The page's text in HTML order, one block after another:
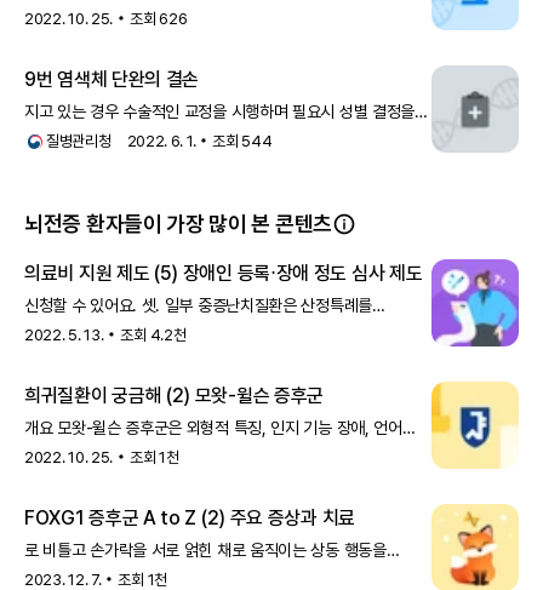
장애, 뇌전증, 그리고 여러 선천적 기형을 동반하는 질환이에요.
2022. 10. 25. 조회626
9번 염색체 단완의 결손
지고 있는 경우 수술적인 교정을 시행하며 필요시 성별 결정을
한다. 탈장도 수술로 치료한다. 경련에 대해 항뇌전증 약물을
질병관리청 2022. 6. 1. 조회 544
뇌전증 환자들이 가장 많이 본 콘텐츠
의료비 지원 제도 (5) 장애인 등록⋅장애 정도 심사 제도
신청할 수 있어요. 셋. 일부 중증난치질환은 산정특례를
신청하려면 장애 정도 심사가 필요해요. • 난치성 뇌전증을
2022. 5. 13. 조회 4.2천
희귀질환이 궁금해 (2) 모왓-윌슨 증후군
개요 모왓-윌슨 증후군은 외형적 특징, 인지 기능 장애, 언어
장애, 뇌전증, 그리고 여러 선천적 기형을 동반하는 질환이에요.
2022. 10. 25. 조회1천
FOXG1 증후군 A to Z (2) 주요 증상과 치료
로 비틀고 손가락을 서로 얽힌 채로 움직이는 상동 행동을
말해요. 주로 레트 중후군 환자들에게서 관찰돼요. 뇌전증
2023. 12. 7. 조회 1천